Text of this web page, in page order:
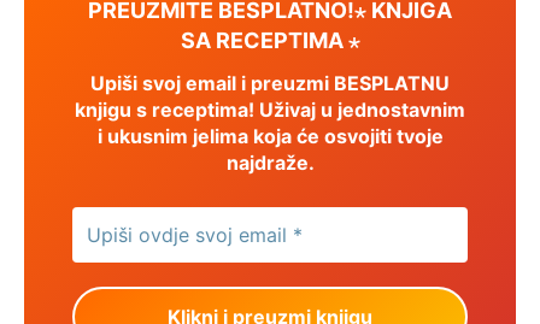
PREUZMITE BESPLATNO!⋆ KNJIGA
SA RECEPTIMA ⋆
Upiši svoj email i preuzmi BESPLATNU
knjigu s receptima! Uživaj u jednostavnim
i ukusnim jelima koja će osvojiti tvoje
najdraže.